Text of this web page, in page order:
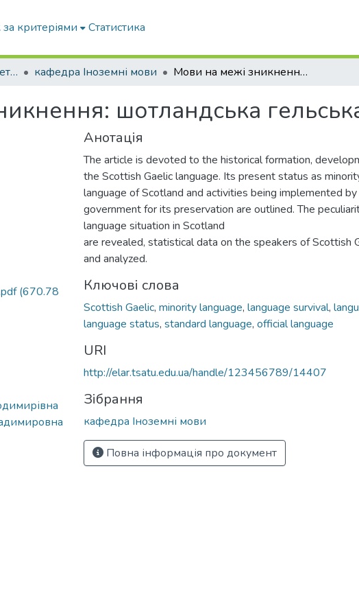
критеріями Статистика
ННІ загальноуніверситетської підготовки кафедра Іноземні мови Мови на межі зникнення: шотландська гельська
шотландська
(670.78
Анотація
The article is devoted to the historical formation,
the Scottish Gaelic language. Its present status as
language of Scotland and activities being implemented
government for its preservation are outlined. The
language situation in Scotland
are revealed, statistical data on the speakers of Scottish
and analyzed.
Ключові слова
Scottish Gaelic, minority language, language survival,
language status, standard language, official language
URI
http://elar.tsatu.edu.ua/handle/123456789/14407
Зібрання
кафедра Іноземні мови
Повна інформація про документ